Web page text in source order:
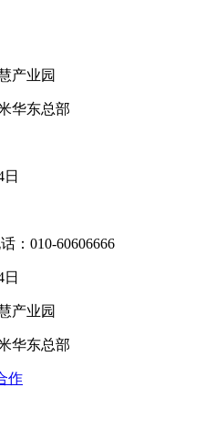
产业园
华东总部
：010-60606666
产业园
华东总部
作